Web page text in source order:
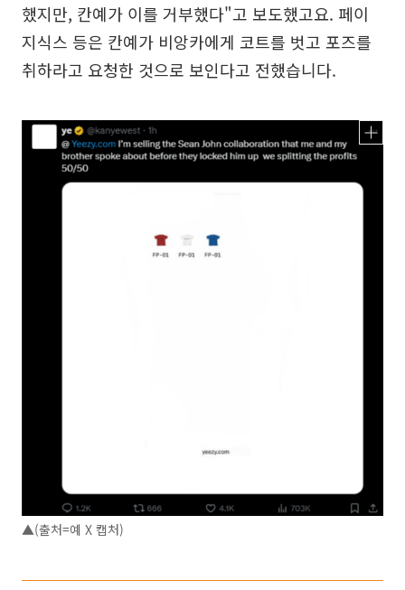
했지만, 칸예가 이를 거부했다"고 보도했고요. 페이
지식스 등은 칸예가 비앙카에게 코트를 벗고 포즈를
취하라고 요청한 것으로 보인다고 전했습니다.
▲(출처=예 X 캡처)